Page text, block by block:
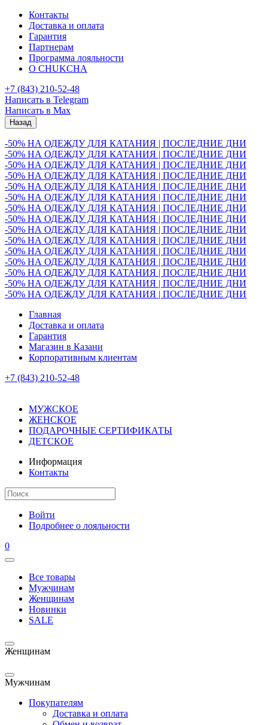
Контакты
Доставка и оплата
Гарантия
Партнерам
Программа лояльности
О CHUKCHA
+7 (843) 210-52-48
Написать в Telegram
Написать в Max
Назад
-50% НА ОДЕЖДУ ДЛЯ КАТАНИЯ | ПОСЛЕДНИЕ ДНИ
-50% НА ОДЕЖДУ ДЛЯ КАТАНИЯ | ПОСЛЕДНИЕ ДНИ
-50% НА ОДЕЖДУ ДЛЯ КАТАНИЯ | ПОСЛЕДНИЕ ДНИ
-50% НА ОДЕЖДУ ДЛЯ КАТАНИЯ | ПОСЛЕДНИЕ ДНИ
-50% НА ОДЕЖДУ ДЛЯ КАТАНИЯ | ПОСЛЕДНИЕ ДНИ
-50% НА ОДЕЖДУ ДЛЯ КАТАНИЯ | ПОСЛЕДНИЕ ДНИ
-50% НА ОДЕЖДУ ДЛЯ КАТАНИЯ | ПОСЛЕДНИЕ ДНИ
-50% НА ОДЕЖДУ ДЛЯ КАТАНИЯ | ПОСЛЕДНИЕ ДНИ
-50% НА ОДЕЖДУ ДЛЯ КАТАНИЯ | ПОСЛЕДНИЕ ДНИ
-50% НА ОДЕЖДУ ДЛЯ КАТАНИЯ | ПОСЛЕДНИЕ ДНИ
-50% НА ОДЕЖДУ ДЛЯ КАТАНИЯ | ПОСЛЕДНИЕ ДНИ
-50% НА ОДЕЖДУ ДЛЯ КАТАНИЯ | ПОСЛЕДНИЕ ДНИ
-50% НА ОДЕЖДУ ДЛЯ КАТАНИЯ | ПОСЛЕДНИЕ ДНИ
-50% НА ОДЕЖДУ ДЛЯ КАТАНИЯ | ПОСЛЕДНИЕ ДНИ
-50% НА ОДЕЖДУ ДЛЯ КАТАНИЯ | ПОСЛЕДНИЕ ДНИ
Главная
Доставка и оплата
Гарантия
Магазин в Казани
Корпоративным клиентам
+7 (843) 210-52-48
МУЖСКОЕ
ЖЕНСКОЕ
ПОДАРОЧНЫЕ СЕРТИФИКАТЫ
ДЕТСКОЕ
Информация
Контакты
Войти
Подробнее о лояльности
0
Все товары
Мужчинам
Женщинам
Новинки
SALE
Женщинам
Мужчинам
Покупателям
Доставка и оплата